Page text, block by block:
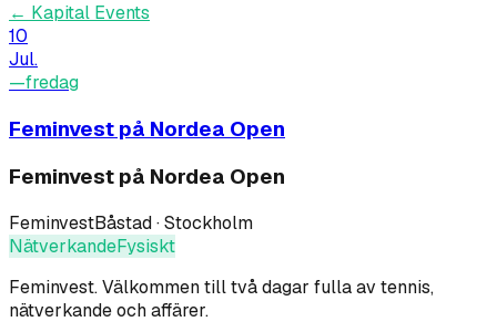
← Kapital Events
10
Jul.
—fredag
Feminvest på Nordea Open
Feminvest på Nordea Open
FeminvestBåstad · Stockholm
NätverkandeFysiskt
Feminvest.Välkommen till två dagar fulla av tennis,
nätverkande och affärer.